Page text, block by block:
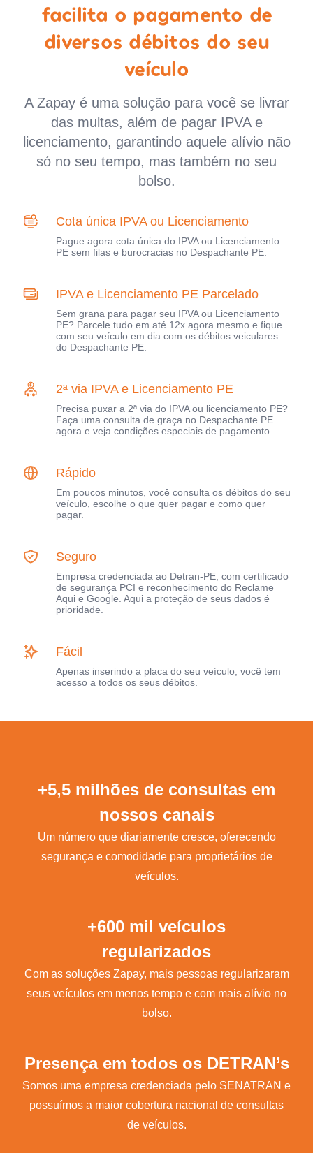
facilita o pagamento de
diversos débitos do seu
veículo
A Zapay é uma solução para você se livrar
das multas, além de pagar IPVA e
licenciamento, garantindo aquele alívio não
só no seu tempo, mas também no seu
bolso.
Cota única IPVA ou Licenciamento
Pague agora cota única do IPVA ou Licenciamento
PE sem filas e burocracias no Despachante PE.
IPVA e Licenciamento PE Parcelado
Sem grana para pagar seu IPVA ou Licenciamento
PE? Parcele tudo em até 12x agora mesmo e fique
com seu veículo em dia com os débitos veiculares
do Despachante PE.
2ª via IPVA e Licenciamento PE
Precisa puxar a 2ª via do IPVA ou licenciamento PE?
Faça uma consulta de graça no Despachante PE
agora e veja condições especiais de pagamento.
Rápido
Em poucos minutos, você consulta os débitos do seu
veículo, escolhe o que quer pagar e como quer
pagar.
Seguro
Empresa credenciada ao Detran-PE, com certificado
de segurança PCI e reconhecimento do Reclame
Aqui e Google. Aqui a proteção de seus dados é
prioridade.
Fácil
Apenas inserindo a placa do seu veículo, você tem
acesso a todos os seus débitos.
+5,5 milhões de consultas em
nossos canais
Um número que diariamente cresce, oferecendo
segurança e comodidade para proprietários de
veículos.
+600 mil veículos
regularizados
Com as soluções Zapay, mais pessoas regularizaram
seus veículos em menos tempo e com mais alívio no
bolso.
Presença em todos os DETRAN’s
Somos uma empresa credenciada pelo SENATRAN e
possuímos a maior cobertura nacional de consultas
de veículos.